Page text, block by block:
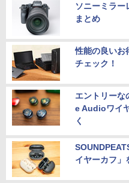
ソニーミラー
まとめ
性能の良いお
チェック！
エントリー
e Audioワイ
く
イヤーカフ」